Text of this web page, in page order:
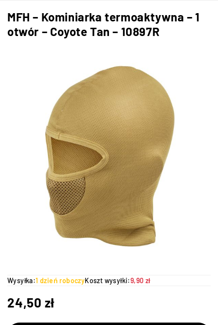
MFH – Kominiarka termoaktywna – 1
otwór – Coyote Tan – 10897R
Wysyłka:1 dzień roboczyKoszt wysyłki:9,90 zł
24,50 zł